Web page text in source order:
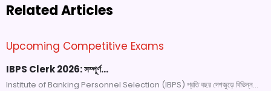
Related Articles
Upcoming Competitive Exams
IBPS Clerk 2026: সম্পূর্ণ…
Institute of Banking Personnel Selection (IBPS) প্রতি বছর দেশজুড়ে বিভিন্ন...